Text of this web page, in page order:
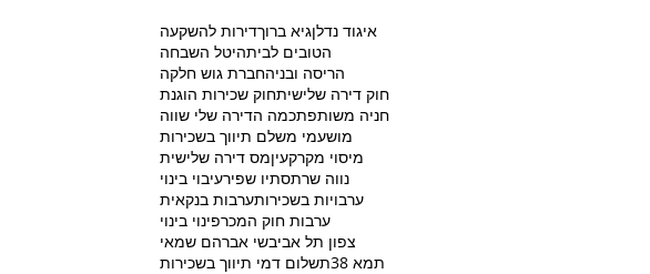
איגוד נדלןגיא ברוךדירות להשקעה
הטובים לביתהיטל השבחה
הריסה ובניהחברת גוש חלקה
חוק דירה שלישיתחוק שכירות הוגנת
חניה משותפתכמה הדירה שלי שווה
מושעמי משלם תיווך בשכירות
מיסוי מקרקעיןמס דירה שלישית
נווה שרתסתיו שפירעיבוי בינוי
ערבויות בשכירותערבות בנקאית
ערבות חוק המכרפינוי בינוי
צפון תל אביבשי אברהם שמאי
תמא 38
תשלום דמי תיווך בשכירות